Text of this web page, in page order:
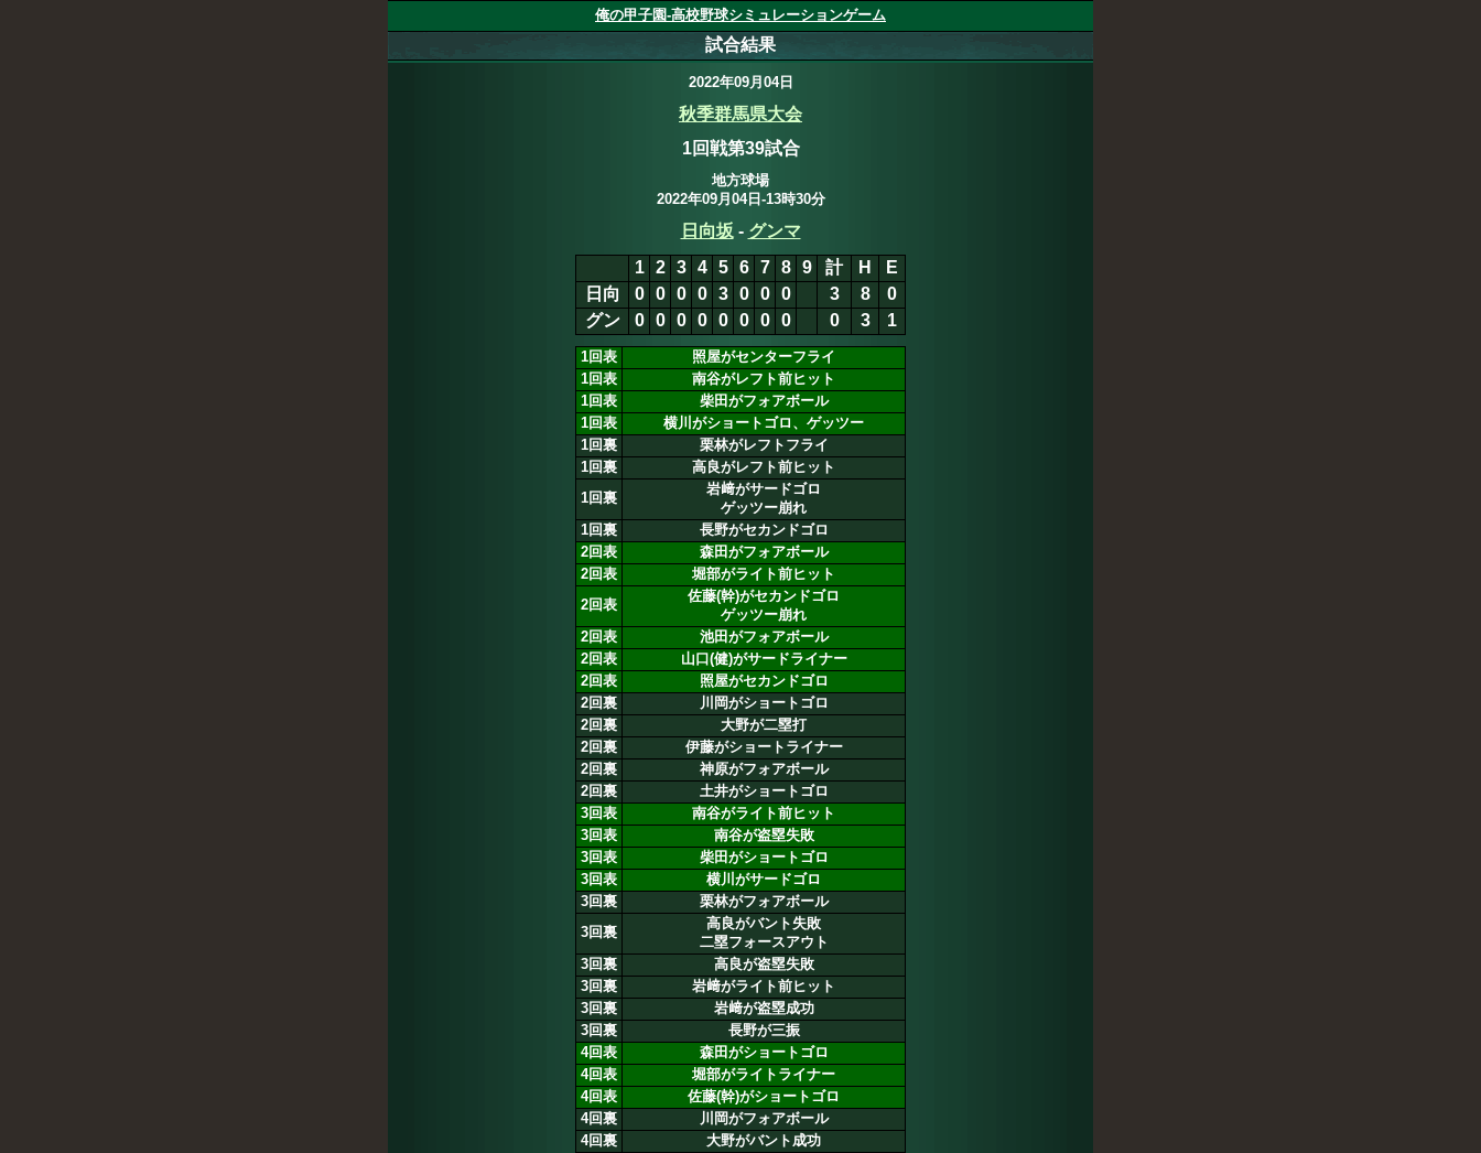
俺の甲子園-高校野球シミュレーションゲーム
試合結果
2022年09月04日
秋季群馬県大会
1回戦第39試合
地方球場
2022年09月04日-13時30分
日向坂 3 - 1 グンマ
1
2 3 4 5 6 7 8 9 計 H
E
日向
0 0 0 0 3 0 0 0 3 8
0
グン
0 0 0 0 0 0 0 0 1 3 1
1回表
照屋がセンターフライ
1回表
南谷がレフト前ヒット
1回表
柴田がフォアボール
1回表
横川がショートゴロ、ゲッツー
1回裏
栗林がレフトフライ
1回裏
高良がレフト前ヒット
1回裏
岩﨑がサードゴロ
ゲッツー崩れ
1回裏
長野がセカンドゴロ
2回表
森田がフォアボール
2回表
堀部がライト前ヒット
2回表
佐藤(幹)がセカンドゴロ
ゲッツー崩れ
2回表
池田がフォアボール
2回表
山口(健)がサードライナー
2回表
照屋がセカンドゴロ
2回裏
川岡がショートゴロ
2回裏
大野が二塁打
2回裏
伊藤がショートライナー
2回裏
神原がフォアボール
2回裏
土井がショートゴロ
3回表
南谷がライト前ヒット
3回表
南谷が盗塁失敗
3回表
柴田がショートゴロ
3回表
横川がサードゴロ
3回裏
栗林がフォアボール
3回裏
高良がバント失敗
二塁フォースアウト
3回裏
高良が盗塁失敗
3回裏
岩﨑がライト前ヒット
3回裏
岩﨑が盗塁成功
3回裏
長野が三振
4回表
森田がショートゴロ
4回表
堀部がライトライナー
4回表
佐藤(幹)がショートゴロ
4回裏
川岡がフォアボール
4回裏
大野がバント成功